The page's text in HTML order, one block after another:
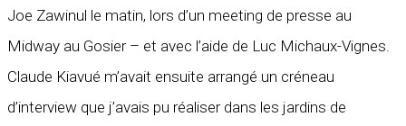
Joe Zawinul le matin, lors d’un meeting de presse au
Midway au Gosier – et avec l’aide de Luc Michaux-Vignes.
Claude Kiavué m’avait ensuite arrangé un créneau
d’interview que j’avais pu réaliser dans les jardins de